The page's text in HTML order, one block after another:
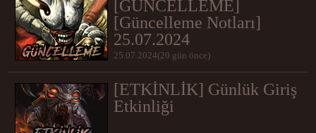
[GÜNCELLEME]
[Güncelleme Notları]
25.07.2024
25.07.2024(20 gün önce)
[ETKİNLİK] Günlük Giriş
Etkinliği